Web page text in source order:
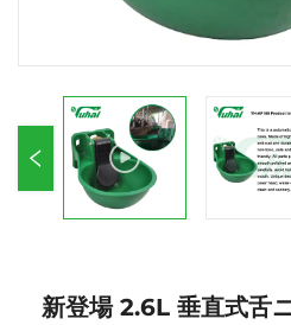
新登場 2.6L 垂直式舌